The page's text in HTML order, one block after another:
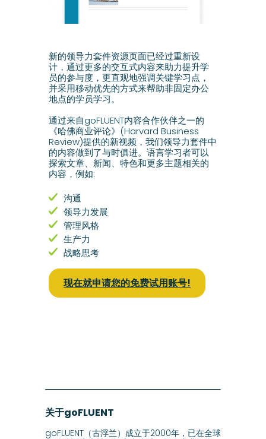
新的领导力套件资源页面已经过重新设
计，通过更多的交互式内容来助力提升学
员的参与度，更直观地强调关键学习点，
并采用移动优先的方式来帮助非固定办公
地点的学员学习。
通过来自goFLUENT内容合作伙伴之一的
《哈佛商业评论》(Harvard Business
Review)提供的新视频，我们领导力套件中
的内容做到了与时俱进。语言学习者可以
探索文章、新闻、特色和更多主题相关的
内容，例如:
沟通
领导力发展
管理风格
生产力
战略思考
现在就申请您的免费试用账号!
关于goFLUENT
goFLUENT（古浮兰）成立于2000年，已在全球